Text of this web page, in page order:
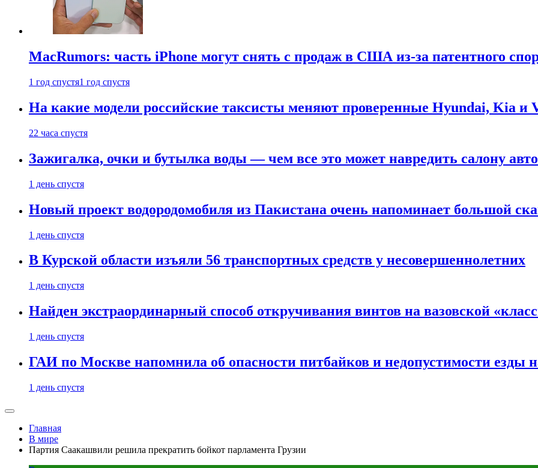
MacRumors: часть iPhone могут снять с продаж в США из-за патентного
1 год спустя1 год спустя
На какие модели российские таксисты меняют проверенные Hyundai, Kia и
22 часа спустя
Зажигалка, очки и бутылка воды — чем все это может навредить салону
1 день спустя
Новый проект водородомобиля из Пакистана очень напоминает большой
1 день спустя
В Курской области изъяли 56 транспортных средств у несовершеннолетних
1 день спустя
Найден экстраординарный способ откручивания винтов на вазовской
1 день спустя
ГАИ по Москве напомнила об опасности питбайков и недопустимости езды
1 день спустя
Главная
В мире
Партия Саакашвили решила прекратить бойкот парламента Грузии